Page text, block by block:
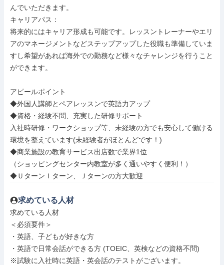
んでいただきます。
キャリアパス：
将来的にはキャリア形成も可能です。レッスントレーナーやエリ
アのマネージメントなどステップアップした役職も準備していま
すし希望があれば海外での勤務など様々なチャレンジを行うこと
ができます。
アピールポイント
◆外国人講師とペアレッスンで英語力アップ
◆資格・経験不問、充実した研修サポート
入社時研修・ワークショップ等、未経験の方でも安心して働ける
環境を整えています(未経験者がほとんどです！)
◆商業施設の教育サービス出店数で業界1位
（ショッピングセンター内教室が多く通いやすく便利！）
◆ＵターンＩターン、Ｊターンの方大歓迎
求めている人材
求めている人材
＜必須要件＞
・英語、子どもが好きな方
・英語で日常会話ができる方 (TOEIC、英検などの資格不問)
※試験に入社時に英語・英会話のテストがございます。